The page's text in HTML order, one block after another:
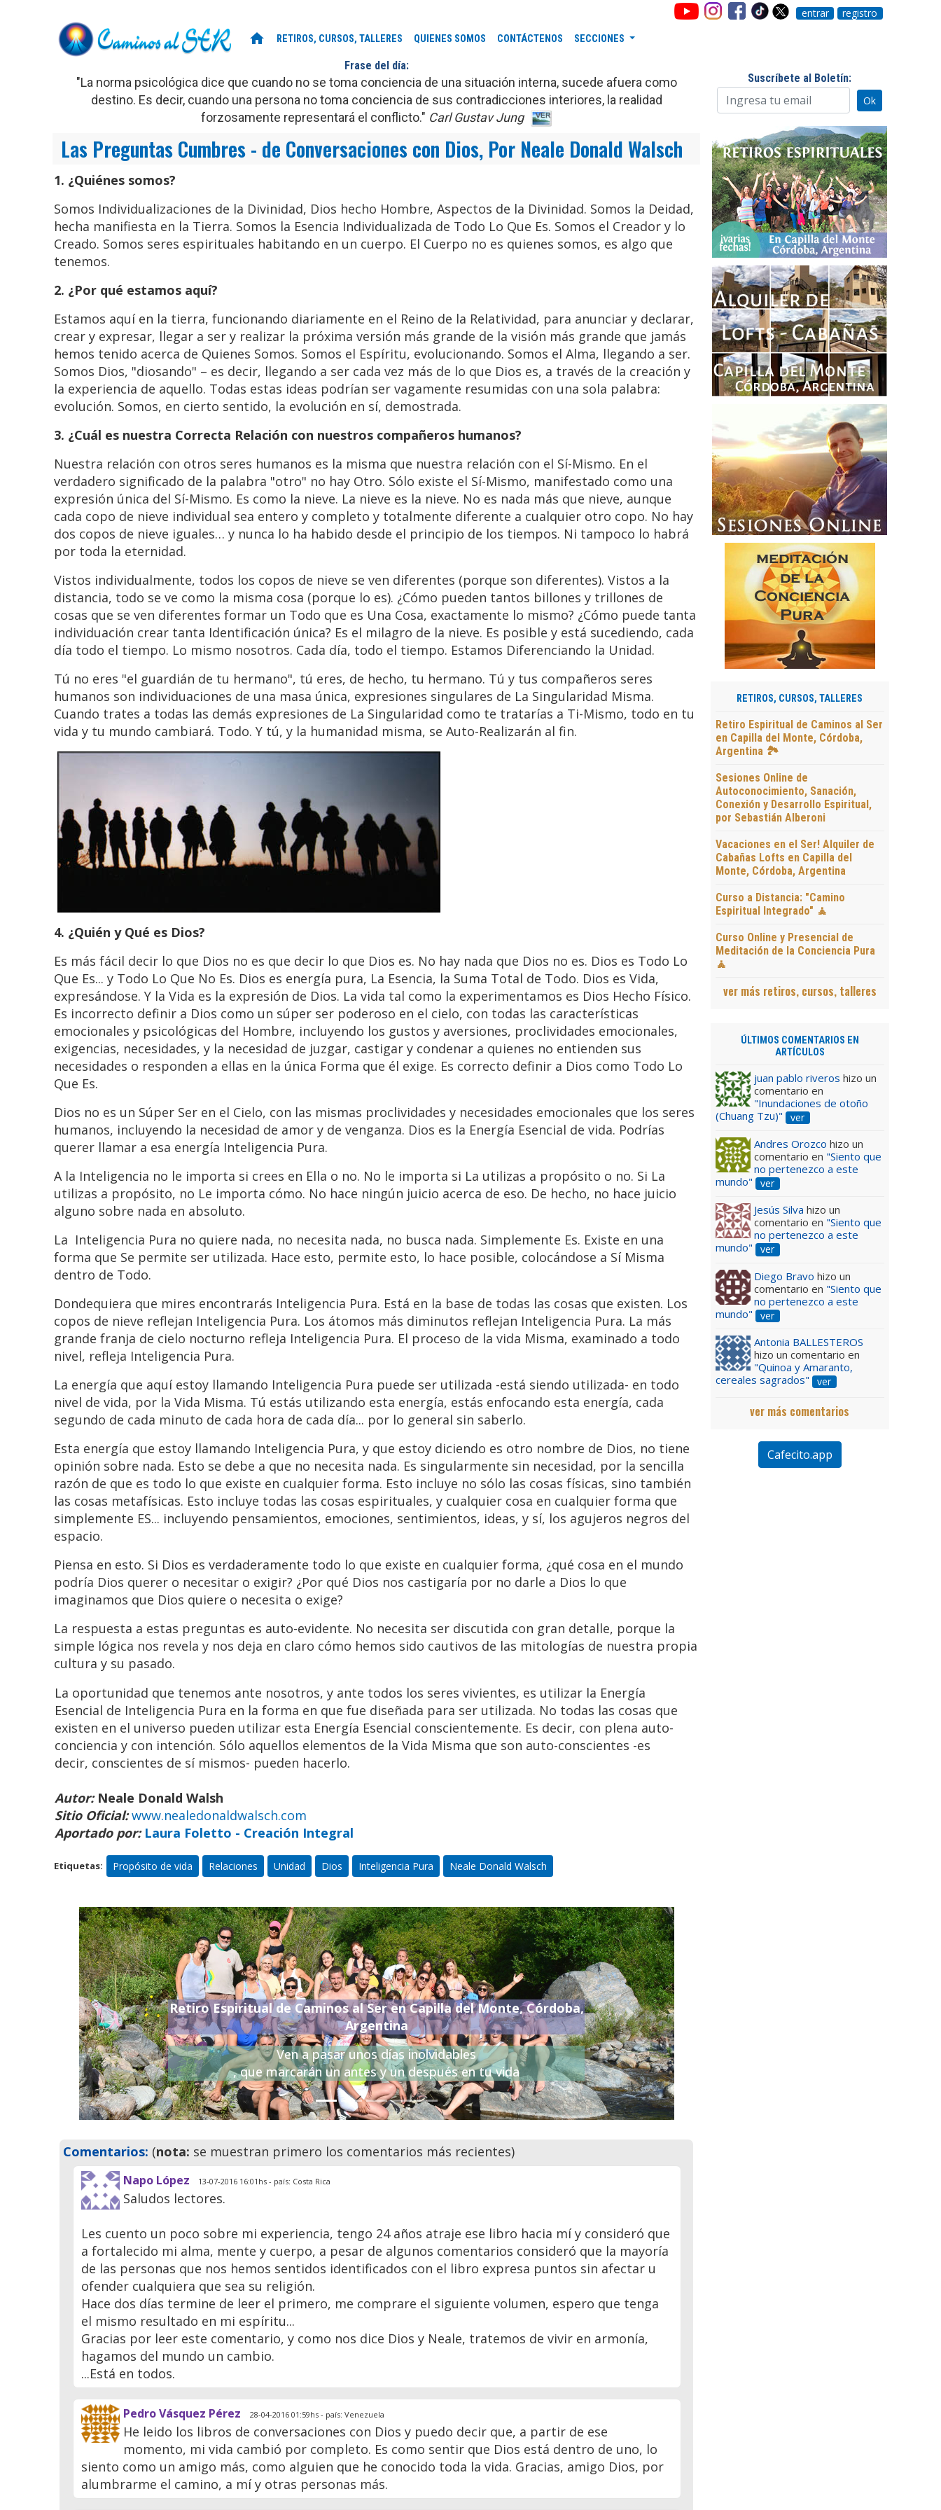
entrar registro
home RETIROS, CURSOS, TALLERES QUIENES SOMOS CONTÁCTENOS SECCIONES
Frase del día:
"La norma psicológica dice que cuando no se toma conciencia de una situación interna, sucede afuera como
destino. Es decir, cuando una persona no toma conciencia de sus contradicciones interiores, la realidad
forzosamente representará el conflicto." Carl Gustav Jung
Las Preguntas Cumbres - de Conversaciones con Dios, Por Neale Donald Walsch
1. ¿Quiénes somos?
Somos Individualizaciones de la Divinidad, Dios hecho Hombre, Aspectos de la Divinidad. Somos la Deidad,
hecha manifiesta en la Tierra. Somos la Esencia Individualizada de Todo Lo Que Es. Somos el Creador y lo
Creado. Somos seres espirituales habitando en un cuerpo. El Cuerpo no es quienes somos, es algo que
tenemos.
2. ¿Por qué estamos aquí?
Estamos aquí en la tierra, funcionando diariamente en el Reino de la Relatividad, para anunciar y declarar,
crear y expresar, llegar a ser y realizar la próxima versión más grande de la visión más grande que jamás
hemos tenido acerca de Quienes Somos. Somos el Espíritu, evolucionando. Somos el Alma, llegando a ser.
Somos Dios, "diosando" – es decir, llegando a ser cada vez más de lo que Dios es, a través de la creación y
la experiencia de aquello. Todas estas ideas podrían ser vagamente resumidas con una sola palabra:
evolución. Somos, en cierto sentido, la evolución en sí, demostrada.
3. ¿Cuál es nuestra Correcta Relación con nuestros compañeros humanos?
Nuestra relación con otros seres humanos es la misma que nuestra relación con el Sí-Mismo. En el
verdadero significado de la palabra "otro" no hay Otro. Sólo existe el Sí-Mismo, manifestado como una
expresión única del Sí-Mismo. Es como la nieve. La nieve es la nieve. No es nada más que nieve, aunque
cada copo de nieve individual sea entero y completo y totalmente diferente a cualquier otro copo. No hay
dos copos de nieve iguales… y nunca lo ha habido desde el principio de los tiempos. Ni tampoco lo habrá
por toda la eternidad.
Vistos individualmente, todos los copos de nieve se ven diferentes (porque son diferentes). Vistos a la
distancia, todo se ve como la misma cosa (porque lo es). ¿Cómo pueden tantos billones y trillones de
cosas que se ven diferentes formar un Todo que es Una Cosa, exactamente lo mismo? ¿Cómo puede tanta
individuación crear tanta Identificación única? Es el milagro de la nieve. Es posible y está sucediendo, cada
día todo el tiempo. Lo mismo nosotros. Cada día, todo el tiempo. Estamos Diferenciando la Unidad.
Tú no eres "el guardián de tu hermano", tú eres, de hecho, tu hermano. Tú y tus compañeros seres
humanos son individuaciones de una masa única, expresiones singulares de La Singularidad Misma.
Cuando trates a todas las demás expresiones de La Singularidad como te tratarías a Ti-Mismo, todo en tu
vida y tu mundo cambiará. Todo. Y tú, y la humanidad misma, se Auto-Realizarán al fin.
4. ¿Quién y Qué es Dios?
Es más fácil decir lo que Dios no es que decir lo que Dios es. No hay nada que Dios no es. Dios es Todo Lo
Que Es... y Todo Lo Que No Es. Dios es energía pura, La Esencia, la Suma Total de Todo. Dios es Vida,
expresándose. Y la Vida es la expresión de Dios. La vida tal como la experimentamos es Dios Hecho Físico.
Es incorrecto definir a Dios como un súper ser poderoso en el cielo, con todas las características
emocionales y psicológicas del Hombre, incluyendo los gustos y aversiones, proclividades emocionales,
exigencias, necesidades, y la necesidad de juzgar, castigar y condenar a quienes no entienden sus
necesidades o responden a ellas en la única Forma que él exige. Es correcto definir a Dios como Todo Lo
Que Es.
Dios no es un Súper Ser en el Cielo, con las mismas proclividades y necesidades emocionales que los seres
humanos, incluyendo la necesidad de amor y de venganza. Dios es la Energía Esencial de vida. Podrías
querer llamar a esa energía Inteligencia Pura.
A la Inteligencia no le importa si crees en Ella o no. No le importa si La utilizas a propósito o no. Si La
utilizas a propósito, no Le importa cómo. No hace ningún juicio acerca de eso. De hecho, no hace juicio
alguno sobre nada en absoluto.
La Inteligencia Pura no quiere nada, no necesita nada, no busca nada. Simplemente Es. Existe en una
forma que Se permite ser utilizada. Hace esto, permite esto, lo hace posible, colocándose a Sí Misma
dentro de Todo.
Dondequiera que mires encontrarás Inteligencia Pura. Está en la base de todas las cosas que existen. Los
copos de nieve reflejan Inteligencia Pura. Los átomos más diminutos reflejan Inteligencia Pura. La más
grande franja de cielo nocturno refleja Inteligencia Pura. El proceso de la vida Misma, examinado a todo
nivel, refleja Inteligencia Pura.
La energía que aquí estoy llamando Inteligencia Pura puede ser utilizada -está siendo utilizada- en todo
nivel de vida, por la Vida Misma. Tú estás utilizando esta energía, estás enfocando esta energía, cada
segundo de cada minuto de cada hora de cada día... por lo general sin saberlo.
Esta energía que estoy llamando Inteligencia Pura, y que estoy diciendo es otro nombre de Dios, no tiene
opinión sobre nada. Esto se debe a que no necesita nada. Es singularmente sin necesidad, por la sencilla
razón de que es todo lo que existe en cualquier forma. Esto incluye no sólo las cosas físicas, sino también
las cosas metafísicas. Esto incluye todas las cosas espirituales, y cualquier cosa en cualquier forma que
simplemente ES... incluyendo pensamientos, emociones, sentimientos, ideas, y sí, los agujeros negros del
espacio.
Piensa en esto. Si Dios es verdaderamente todo lo que existe en cualquier forma, ¿qué cosa en el mundo
podría Dios querer o necesitar o exigir? ¿Por qué Dios nos castigaría por no darle a Dios lo que
imaginamos que Dios quiere o necesita o exige?
La respuesta a estas preguntas es auto-evidente. No necesita ser discutida con gran detalle, porque la
simple lógica nos revela y nos deja en claro cómo hemos sido cautivos de las mitologías de nuestra propia
cultura y su pasado.
La oportunidad que tenemos ante nosotros, y ante todos los seres vivientes, es utilizar la Energía
Esencial de Inteligencia Pura en la forma en que fue diseñada para ser utilizada. No todas las cosas que
existen en el universo pueden utilizar esta Energía Esencial conscientemente. Es decir, con plena auto-
conciencia y con intención. Sólo aquellos elementos de la Vida Misma que son auto-conscientes -es
decir, conscientes de sí mismos- pueden hacerlo.
Autor: Neale Donald Walsh
Sitio Oficial:www.nealedonaldwalsch.com
Aportado por: Laura Foletto - Creación Integral
Etiquetas: Propósito de vida Relaciones Unidad Dios Inteligencia Pura Neale Donald Walsch
Retiro Espiritual de Caminos al Ser en Capilla del Monte, Córdoba,
Argentina
Ven a pasar unos días inolvidables
, que marcarán un antes y un después en tu vida
Previo Siguiente
Comentarios: (nota: se muestran primero los comentarios más recientes)
Napo López 13-07-2016 16:01hs - país: Costa Rica
Saludos lectores.
Les cuento un poco sobre mi experiencia, tengo 24 años atraje ese libro hacia mí y consideró que
a fortalecido mi alma, mente y cuerpo, a pesar de algunos comentarios consideró que la mayoría
de las personas que nos hemos sentidos identificados con el libro expresa puntos sin afectar u
ofender cualquiera que sea su religión.
Hace dos días termine de leer el primero, me comprare el siguiente volumen, espero que tenga
el mismo resultado en mi espíritu...
Gracias por leer este comentario, y como nos dice Dios y Neale, tratemos de vivir en armonía,
hagamos del mundo un cambio.
...Está en todos.
Pedro Vásquez Pérez 28-04-2016 01:59hs - país: Venezuela
He leido los libros de conversaciones con Dios y puedo decir que, a partir de ese
momento, mi vida cambió por completo. Es como sentir que Dios está dentro de uno, lo
siento como un amigo más, como alguien que he conocido toda la vida. Gracias, amigo Dios, por
alumbrarme el camino, a mí y otras personas más.
Suscríbete al Boletín:
RETIROS, CURSOS, TALLERES
Retiro Espiritual de Caminos al Ser
en Capilla del Monte, Córdoba,
Argentina 🏞️
Sesiones Online de
Autoconocimiento, Sanación,
Conexión y Desarrollo Espiritual,
por Sebastián Alberoni
Vacaciones en el Ser! Alquiler de
Cabañas Lofts en Capilla del
Monte, Córdoba, Argentina
Curso a Distancia: "Camino
Espiritual Integrado" 🧘
Curso Online y Presencial de
Meditación de la Conciencia Pura
🧘
ver más retiros, cursos, talleres
ÚLTIMOS COMENTARIOS EN
ARTÍCULOS
juan pablo riveros hizo un
comentario en
"Inundaciones de otoño
(Chuang Tzu)"
ver
Andres Orozco hizo un
comentario en "Siento que
no pertenezco a este
mundo"
ver
Jesús Silva hizo un
comentario en "Siento que
no pertenezco a este
mundo"
ver
Diego Bravo hizo un
comentario en "Siento que
no pertenezco a este
mundo"
ver
Antonia BALLESTEROS
hizo un comentario en
"Quinoa y Amaranto,
cereales sagrados"
ver
ver más comentarios
Cafecito.app